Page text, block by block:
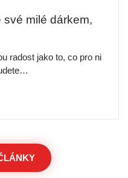
milé dárkem,
radost jako to, co pro ni